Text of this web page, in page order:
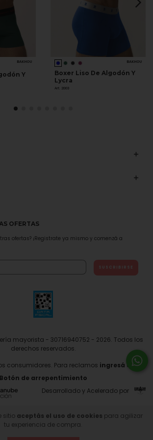
sitio aceptás el uso de cookies para agilizar
tu experiencia de compra.
BAKHOU
Y
BAKHOU
Boxer Liso De Algodón Y
Lycra
Art. 2003
OFERTAS
ofertas? ¡Registrate ya mismo y comenzá a
mayorista - 30716940752 - 2026. Todos los
derechos reservados.
consumidores. Para reclamos ingresá acá.
Botón de arrepentimiento
Desarrollado y Acelerado por